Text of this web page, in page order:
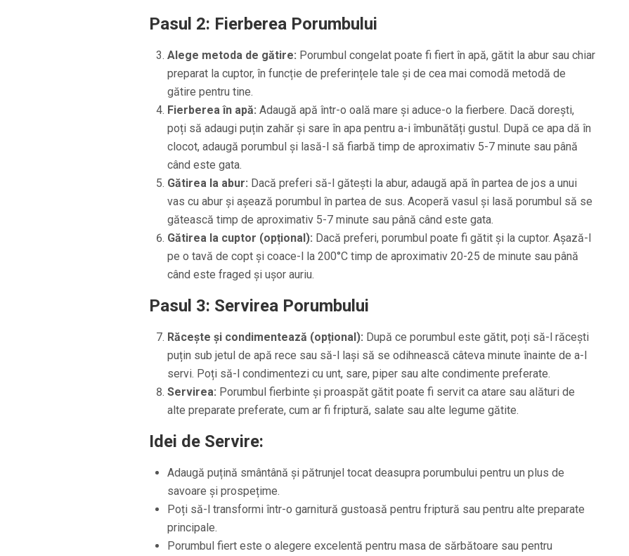
Pasul 2: Fierberea Porumbului
Alege metoda de gătire: Porumbul congelat poate fi fiert în apă, gătit la abur sau chiar
preparat la cuptor, în funcție de preferințele tale și de cea mai comodă metodă de
gătire pentru tine.
Fierberea în apă: Adaugă apă într-o oală mare și aduce-o la fierbere. Dacă dorești,
poți să adaugi puțin zahăr și sare în apa pentru a-i îmbunătăți gustul. După ce apa dă în
clocot, adaugă porumbul și lasă-l să fiarbă timp de aproximativ 5-7 minute sau până
când este gata.
Gătirea la abur: Dacă preferi să-l gătești la abur, adaugă apă în partea de jos a unui
vas cu abur și așează porumbul în partea de sus. Acoperă vasul și lasă porumbul să se
gătească timp de aproximativ 5-7 minute sau până când este gata.
Gătirea la cuptor (opțional): Dacă preferi, porumbul poate fi gătit și la cuptor. Așază-l
pe o tavă de copt și coace-l la 200°C timp de aproximativ 20-25 de minute sau până
când este fraged și ușor auriu.
Pasul 3: Servirea Porumbului
Răcește și condimentează (opțional): După ce porumbul este gătit, poți să-l răcești
puțin sub jetul de apă rece sau să-l lași să se odihnească câteva minute înainte de a-l
servi. Poți să-l condimentezi cu unt, sare, piper sau alte condimente preferate.
Servirea: Porumbul fierbinte și proaspăt gătit poate fi servit ca atare sau alături de
alte preparate preferate, cum ar fi friptură, salate sau alte legume gătite.
Idei de Servire:
Adaugă puțină smântână și pătrunjel tocat deasupra porumbului pentru un plus de
savoare și prospețime.
Poți să-l transformi într-o garnitură gustoasă pentru friptură sau pentru alte preparate
principale.
Porumbul fiert este o alegere excelentă pentru masa de sărbătoare sau pentru